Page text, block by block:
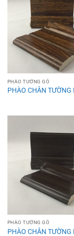
PHÀO TƯỜNG GỖ
PHÀO CHÂN TƯỜNG
PHÀO TƯỜNG GỖ
PHÀO CHÂN TƯỜNG